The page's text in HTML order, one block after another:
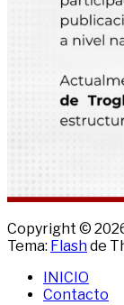
Copyright ©
Tema: Flashde
INICIO
Contacto